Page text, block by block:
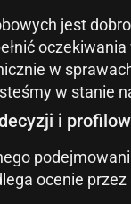
jest
w
w stanie
i
ocenie